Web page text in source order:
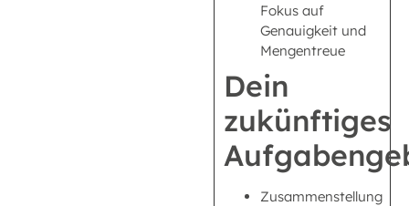
Fokus auf
Genauigkeit und
Mengentreue
Dein
zukünftiges
Zusammenstellung